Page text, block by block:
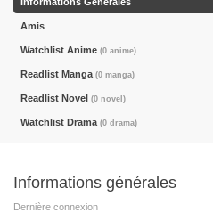
Amis
Watchlist Anime (0 anime)
Readlist Manga (0 manga)
Readlist Novel (0 novel)
Watchlist Drama (0 drama)
Informations générales
Dernière connexion